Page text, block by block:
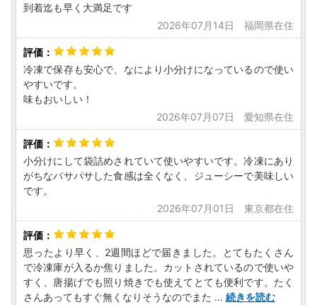
到着迄も早く大満足です
2026年07月14日 福岡県在住
冷凍で保存も安心で、なにより小分けになっているので使い
やすいです。
味もおいしい！
2026年07月07日 愛知県在住
小分けにして袋詰めされていて使いやすいです。冷凍にあり
がちなパサパサした食感は全くなく、ジューシーで美味しい
です。
2026年07月01日 東京都在住
思ったより早く、2週間ほどで届きました。とてもたくさん
で冷凍庫が入るか焦りました。カットされているので使いや
すく、唐揚げでも照り焼きでも使えてとても便利です。たく
さんあってもすぐ無くなりそうなのでまた ... 続きを読む